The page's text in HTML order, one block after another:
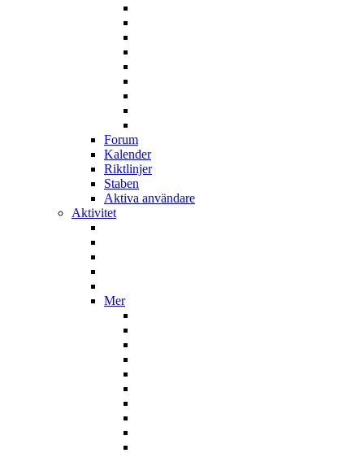
Forum
Kalender
Riktlinjer
Staben
Aktiva användare
Aktivitet
Mer